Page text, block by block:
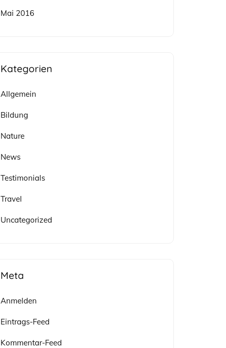
Mai 2016
Kategorien
Allgemein
Bildung
Nature
News
Testimonials
Travel
Uncategorized
Meta
Anmelden
Eintrags-Feed
Kommentar-Feed